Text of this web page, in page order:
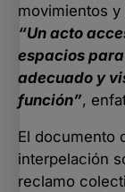
movimientos
“Un acto
espacios
adecuado y
función”,
El documento
interpelación
reclamo